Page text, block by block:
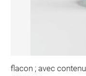
flacon ; avec contenu